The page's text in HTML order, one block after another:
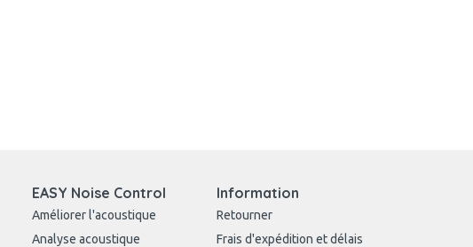
EASY Noise Control
Améliorer l'acoustique
Analyse acoustique
Information
Retourner
Frais d'expédition et délais